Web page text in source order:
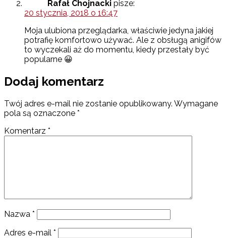
Rafał Chojnacki pisze:
20 stycznia, 2018 o 16:47
Moja ulubiona przeglądarka, właściwie jedyna jakiej
potrafię komfortowo używać. Ale z obsługą anigifów
to wyczekali aż do momentu, kiedy przestały być
popularne 😀
Dodaj komentarz
Twój adres e-mail nie zostanie opublikowany. Wymagane
pola są oznaczone *
Komentarz *
Nazwa *
Adres e-mail *